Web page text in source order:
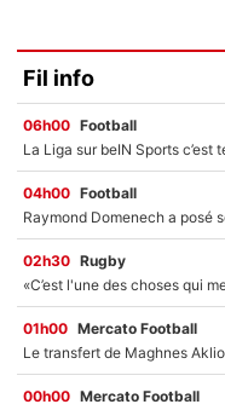
Fil info
06h00 Football
04h00 Football
02h30 Rugby
01h00 Mercato Football
00h00 Mercato Football